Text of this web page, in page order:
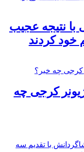
با نتیجه عجیب
خود کردند
کرجی چه